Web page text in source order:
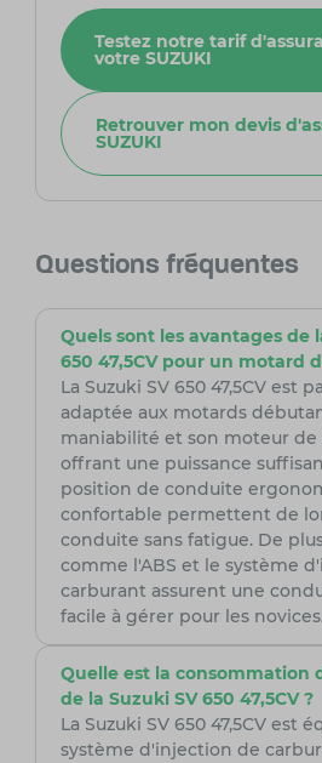
Testez notre tarif
votre SUZUKI
Retrouver mon devis
SUZUKI
Questions fréquentes
Quels sont les avantages de
650 47,5CV pour un motard
La Suzuki SV 650 47,5CV est
adaptée aux motards
maniabilité et son moteur de
offrant une puissance
position de conduite
confortable permettent de
conduite sans fatigue. De
comme l'ABS et le système
carburant assurent une
facile à gérer pour les
Quelle est la consommation
de la Suzuki SV 650 47,5CV ?
La Suzuki SV 650 47,5CV est
système d'injection de